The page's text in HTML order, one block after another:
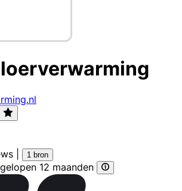
1 bron
12 maanden